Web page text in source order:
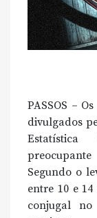
PASSOS –
divulgados
Segundo o
entre 10 e
conjugal